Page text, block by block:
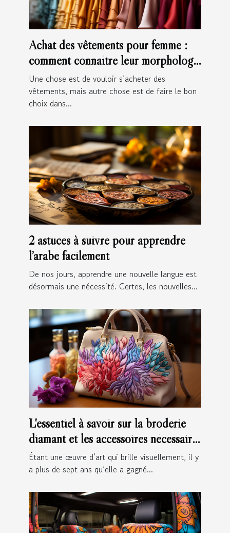
Achat des vêtements pour femme :
comment connaître leur morphologie
?
Une chose est de vouloir s’acheter des
vêtements, mais autre chose est de faire le bon
choix dans...
2 astuces à suivre pour apprendre
l’arabe facilement
De nos jours, apprendre une nouvelle langue est
désormais une nécessité. Certes, les nouvelles...
L'essentiel à savoir sur la broderie
diamant et les accessoires nécessaires
pour le faire
Étant une œuvre d’art qui brille visuellement, il y
a plus de sept ans qu’elle a gagné...